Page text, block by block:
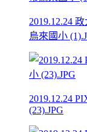
2019.12.24
烏來國小
2019.12.24
(23).JPG